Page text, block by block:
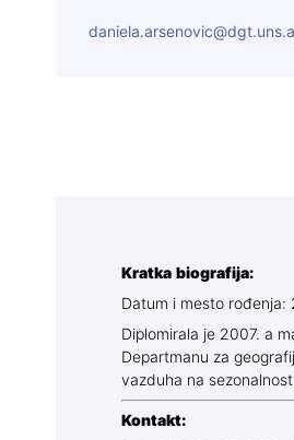
Kratka biografija:
Datum i mesto rođenja:
Diplomirala je 2007. a
Departmanu za
vazduha na
Kontakt: